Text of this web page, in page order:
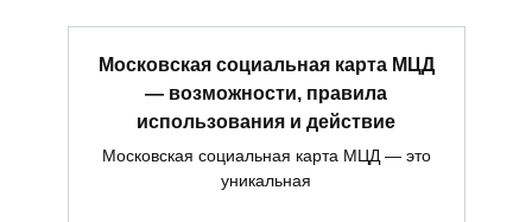
Московская социальная карта МЦД
— возможности, правила
использования и действие
Московская социальная карта МЦД — это
уникальная